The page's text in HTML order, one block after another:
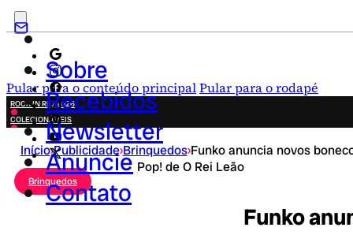
Pular para o conteúdo principalPular para o rodapé
Sobre
Recebidos
Newsletter
Anuncie
Contato
ROCK IN RIO 2026
COLECIONÁVEIS
FESTA JUNINA
NOVIDADES
CAMPANHAS CRIATIVAS
Início›Publicidade›Brinquedos›Funko anuncia novos
Pop! de O Rei Leão
Brinquedos
Funko